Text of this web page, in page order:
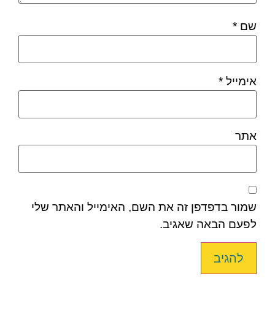
שם *
אימייל *
אתר
שמור בדפדפן זה את השם, האימייל והאתר שלי
לפעם הבאה שאגיב.